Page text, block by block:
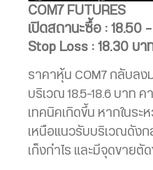
COM7 FUTURES
เปิดสถานะซื้อ : 18.50
Stop Loss : 18.30 บา
ราคาหุ้น COM7 กลับลง
บริเวณ 18.5-18.6 บาท
เทคนิคเกิดขึ้น หากในระ
เหนือแนวรับบริเวณดังก
เก็งกำไร และมีจุดขายตั